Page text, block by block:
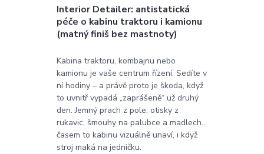
Interior Detailer: antistatická
péče o kabinu traktoru i kamionu
(matný finiš bez mastnoty)
Kabina traktoru, kombajnu nebo
kamionu je vaše centrum řízení. Sedíte v
ní hodiny – a právě proto je škoda, když
to uvnitř vypadá „zaprášeně“ už druhý
den. Jemný prach z pole, otisky z
rukavic, šmouhy na palubce a madlech…
časem to kabinu vizuálně unaví, i když
stroj maká na jedničku.